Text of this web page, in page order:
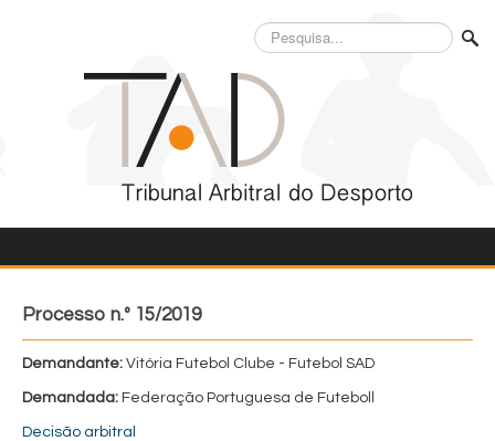
Pesquisa...
Processo n.º 15/2019
Demandante: Vitória Futebol Clube - Futebol SAD
Demandada: Federação Portuguesa de Futeboll
Decisão arbitral